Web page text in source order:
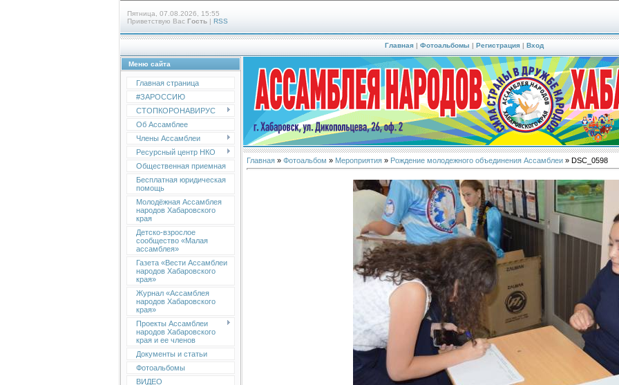
Пятница, 07.08.2026, 15:55
Приветствую Вас Гость | RSS
Главная | Фотоальбомы | Регистрация | Вход
Меню сайта
Главная страница
#ЗАРОССИЮ
СТОПКОРОНАВИРУС
Об Ассамблее
Члены Ассамблеи
Ресурсный центр НКО
Общественная приемная
Бесплатная юридическая
помощь
Молодёжная Ассамблея
народов Хабаровского
края
Детско-взрослое
сообщество «Малая
ассамблея»
Газета «Вести Ассамблеи
народов Хабаровского
края»
Журнал «Ассамблея
народов Хабаровского
края»
Проекты Ассамблеи
народов Хабаровского
края и ее членов
Документы и статьи
Фотоальбомы
ВИДЕО
Главная » Фотоальбом » Мероприятия » Рождение молодежного объединения Ассамблеи » DSC_0598